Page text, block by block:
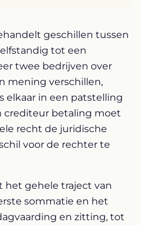
geschillen tussen
tot een
twee bedrijven over
mening verschillen,
elkaar in een patstelling
crediteur betaling moet
recht de juridische
voor de rechter te
het gehele traject van
sommatie en het
en zitting, tot